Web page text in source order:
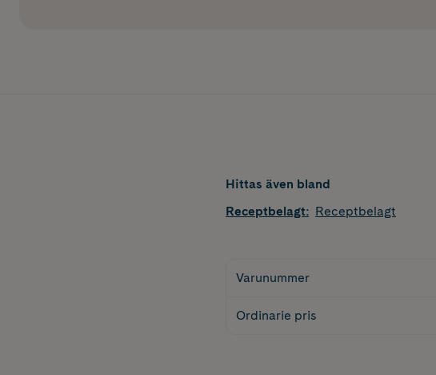
Hittas även bland
Receptbelagt: Receptbelagt
Varunummer
Ordinarie pris